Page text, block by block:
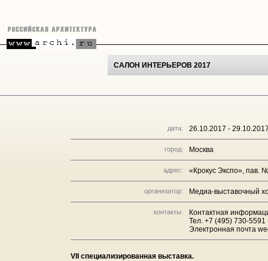
САЛОН ИНТЕРЬЕРОВ 2017
дата: 26.10.2017 -
город: Москва
адрес: «Крокус Экспо», пав.
организатор: Медиа-выставочный
контакты:
Контактная
Тел. +7 (495) 730-
Электронная почта
VII специализированная выставка.